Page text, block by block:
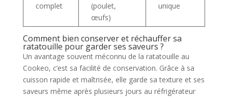
complet
(poulet,
œufs)
unique
Comment bien conserver et réchauffer sa
ratatouille pour garder ses saveurs ?
Un avantage souvent méconnu de la ratatouille au
Cookeo, c’est sa facilité de conservation. Grâce à sa
cuisson rapide et maîtrisée, elle garde sa texture et ses
saveurs même après plusieurs jours au réfrigérateur